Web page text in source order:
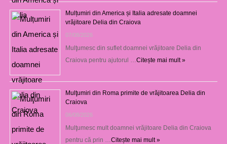
Mulțumiri din America și Italia adresate doamnei
vrăjitoare Delia din Craiova
07/08/2026
Mulţumesc din suflet doamnei vrăjitoare Delia din
Craiova pentru ajutorul … Citește mai mult »
Mulţumiri din Roma primite de vrăjitoarea Delia din
Craiova
06/08/2026
Mulţumesc mult doamnei vrăjitoare Delia din Craiova
pentru că prin … Citește mai mult »